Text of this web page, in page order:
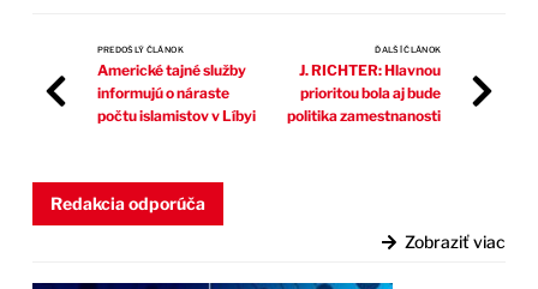
PREDOŠLÝ ČLÁNOK
Americké tajné služby
informujú o náraste
počtu islamistov v Líbyi
ĎALŠÍ ČLÁNOK
J. RICHTER: Hlavnou
prioritou bola aj bude
politika zamestnanosti
Redakcia odporúča
Zobraziť viac